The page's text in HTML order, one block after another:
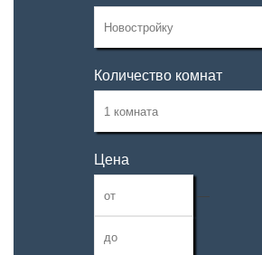
Количество комнат
Цена
—